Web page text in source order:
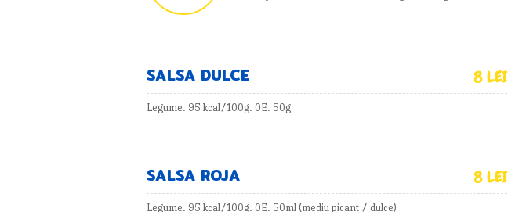
SALSA DULCE 8 LEI
Legume. 95 kcal/100g. 0E. 50g
SALSA ROJA 8 LEI
Legume. 95 kcal/100g. 0E. 50ml (mediu picant / dulce)